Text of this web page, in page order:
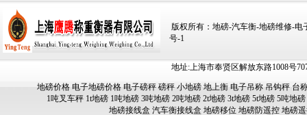
版权所有：地磅-汽车衡-地磅维修-电
号-1
地址:上海市奉贤区解放东路1008号
地磅价格 电子地磅价格 电子磅秤 磅秤 小地磅 地上衡 电子吊称 吊钩秤 台
1吨叉车秤 1t地磅 1吨地磅 3吨地磅 2吨地磅 2t地磅 3t地磅 5t地磅 5吨地磅
地磅接线盒 汽车衡接线盒 地磅移位 地磅防遥控 地磅